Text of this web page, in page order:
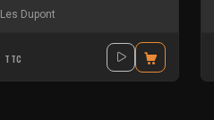
Les Dupont
TTC